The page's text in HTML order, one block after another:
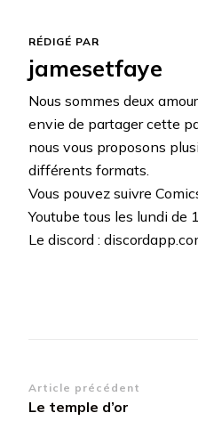
RÉDIGÉ PAR
jamesetfaye
Nous sommes deux
envie de partager cette
nous vous proposons
différents formats.
Vous pouvez suivre
Youtube tous les lundi de
Le discord :
Navigation
Article précédent
Le temple d’or